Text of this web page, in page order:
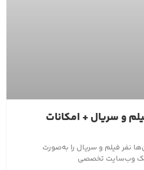
و سریال + امکانات
نفر فیلم و سریال را به‌صورت
یک وب‌سایت تخصصی